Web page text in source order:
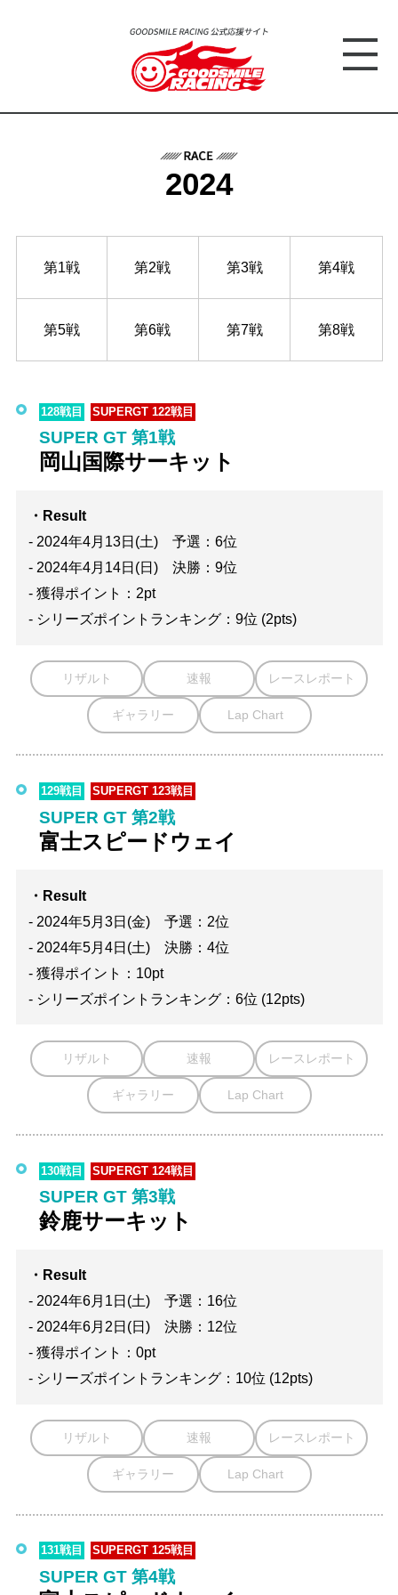
2024
第1戦 第2戦 第3戦 第4戦
第5戦 第6戦 第7戦 第8戦
128戦目 SUPERGT 122戦目
SUPER GT 第1戦
岡山国際サーキット
・Result
- 2024年4月13日(土) 予選：6位
- 2024年4月14日(日) 決勝：9位
- 獲得ポイント：2pt
- シリーズポイントランキング：9位 (2pts)
リザルト 速報 レースレポート
ギャラリー Lap Chart
129戦目 SUPERGT 123戦目
SUPER GT 第2戦
富士スピードウェイ
・Result
- 2024年5月3日(金) 予選：2位
- 2024年5月4日(土) 決勝：4位
- 獲得ポイント：10pt
- シリーズポイントランキング：6位 (12pts)
リザルト 速報 レースレポート
ギャラリー Lap Chart
130戦目 SUPERGT 124戦目
SUPER GT 第3戦
鈴鹿サーキット
・Result
- 2024年6月1日(土) 予選：16位
- 2024年6月2日(日) 決勝：12位
- 獲得ポイント：0pt
- シリーズポイントランキング：10位 (12pts)
リザルト 速報 レースレポート
ギャラリー Lap Chart
131戦目 SUPERGT 125戦目
SUPER GT 第4戦